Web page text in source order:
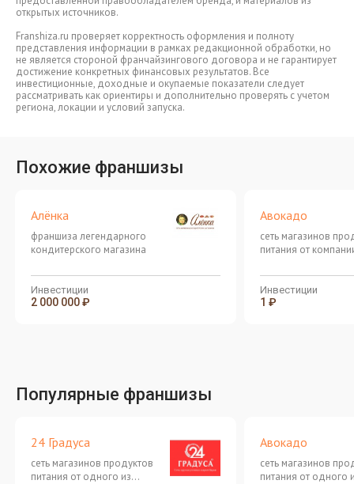
открытых источников.
Franshiza.ru проверяет корректность оформления и полноту
представления информации в рамках редакционной обработки, но
не является стороной франчайзингового договора и не гарантирует
достижение конкретных финансовых результатов. Все
инвестиционные, доходные и окупаемые показатели следует
рассматривать как ориентиры и дополнительно проверять с учетом
региона, локации и условий запуска.
Похожие франшизы
Алёнка
франшиза легендарного
кондитерского магазина
Инвестиции
2 000 000 ₽
Авокадо
сеть магазинов
питания от
Инвестиции
1 ₽
Популярные франшизы
24 Градуса
сеть магазинов продуктов
питания от одного из
Авокадо
сеть магазинов
питания от одного